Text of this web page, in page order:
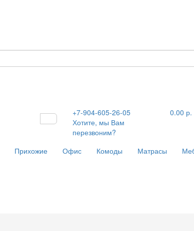
+7-904-605-26-05
Хотите, мы Вам
перезвоним?
0.00 р.
Прихожие Офис Комоды Матрасы